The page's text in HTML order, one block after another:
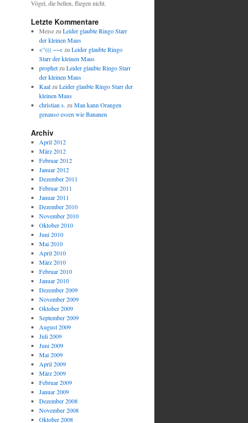
Vögel, die bellen, fliegen nicht.
Letzte Kommentare
Meisezu Leider glaubte Ringo Starr
der kleinen Maus
<°((( ~~< zu Leider glaubte Ringo
Starr der kleinen Maus
prophetzu Leider glaubte Ringo Starr
der kleinen Maus
Kaalzu Leider glaubte Ringo Starr der
kleinen Maus
christian s. zu Man kann Orangen
genauso essen wie Bananen
Archiv
April 2012
März 2012
Februar 2012
Januar 2012
Dezember 2011
Februar 2011
Januar 2011
Dezember 2010
November 2010
Oktober 2010
Juni 2010
Mai 2010
April 2010
März 2010
Februar 2010
Januar 2010
Dezember 2009
November 2009
Oktober 2009
September 2009
August 2009
Juli 2009
Juni 2009
Mai 2009
April 2009
März 2009
Februar 2009
Januar 2009
Dezember 2008
November 2008
Oktober 2008